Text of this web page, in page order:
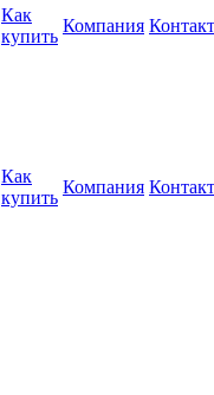
Как
купить
Компания
Как
купить
Компания